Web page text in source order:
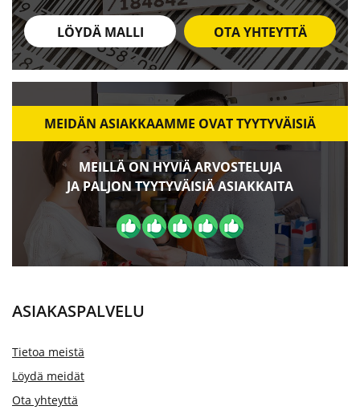
LÖYDÄ MALLI OTA YHTEYTTÄ
MEIDÄN ASIAKKAAMME OVAT TYYTYVÄISIÄ
MEILLÄ ON HYVIÄ ARVOSTELUJA
JA PALJON TYYTYVÄISIÄ ASIAKKAITA
ASIAKASPALVELU
Tietoa meistä
Löydä meidät
Ota yhteyttä